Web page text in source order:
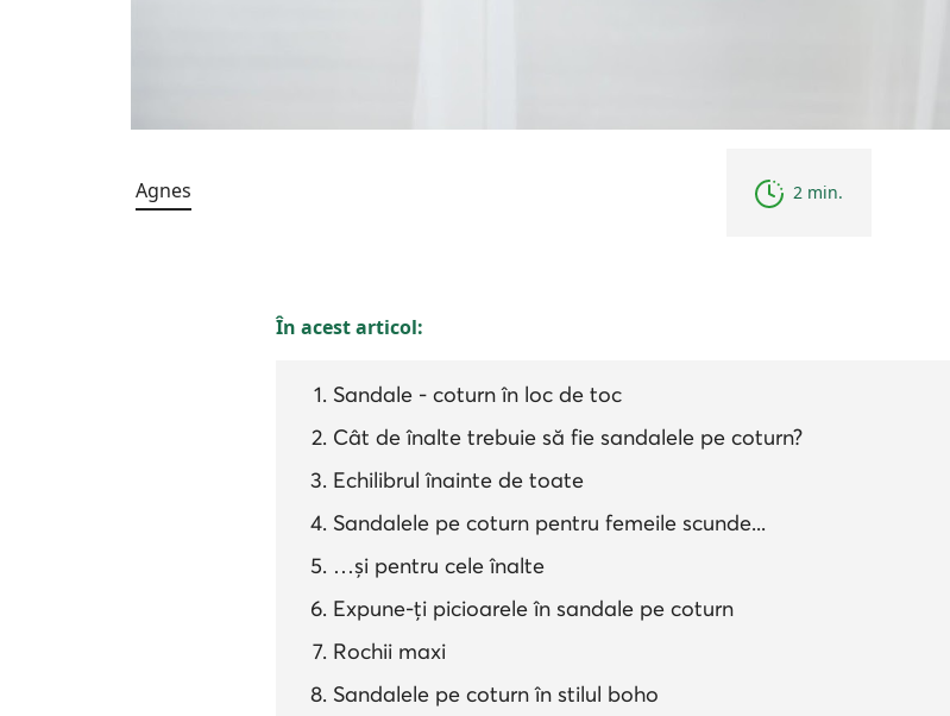
Agnes 2 min.
În acest articol:
Sandale - coturn în loc de toc
Cât de înalte trebuie să fie sandalele pe coturn?
Echilibrul înainte de toate
Sandalele pe coturn pentru femeile scunde...
…și pentru cele înalte
Expune-ți picioarele în sandale pe coturn
Rochii maxi
Sandalele pe coturn în stilul boho